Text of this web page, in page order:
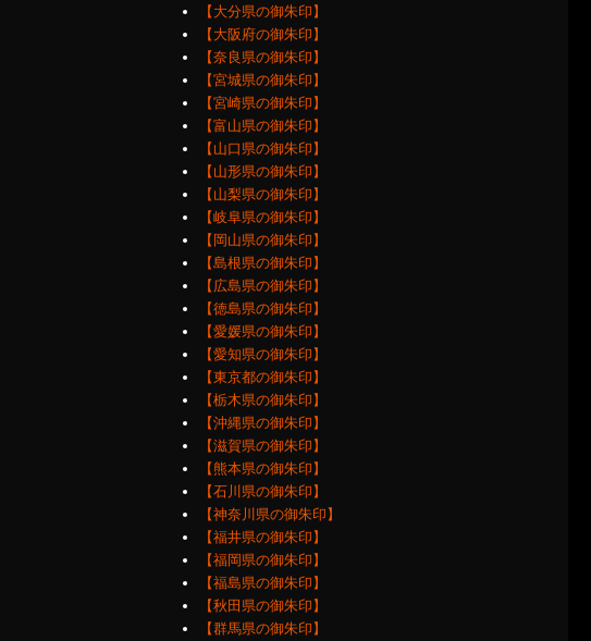
【大分県の御朱印】
【大阪府の御朱印】
【奈良県の御朱印】
【宮城県の御朱印】
【宮崎県の御朱印】
【富山県の御朱印】
【山口県の御朱印】
【山形県の御朱印】
【山梨県の御朱印】
【岐阜県の御朱印】
【岡山県の御朱印】
【島根県の御朱印】
【広島県の御朱印】
【徳島県の御朱印】
【愛媛県の御朱印】
【愛知県の御朱印】
【東京都の御朱印】
【栃木県の御朱印】
【沖縄県の御朱印】
【滋賀県の御朱印】
【熊本県の御朱印】
【石川県の御朱印】
【神奈川県の御朱印】
【福井県の御朱印】
【福岡県の御朱印】
【福島県の御朱印】
【秋田県の御朱印】
【群馬県の御朱印】